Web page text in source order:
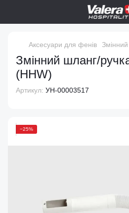
Аксесуари для фенів
Змінний шланг/
(HHW)
Артикул: УН-00003517
−25%